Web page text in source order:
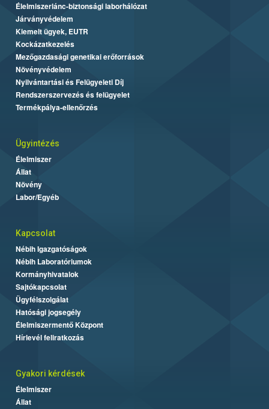
Élelmiszerlánc-biztonsági laborhálózat
Járványvédelem
Kiemelt ügyek, EUTR
Kockázatkezelés
Mezőgazdasági genetikai erőforrások
Növényvédelem
Nyilvántartási és Felügyeleti Díj
Rendszerszervezés és felügyelet
Termékpálya-ellenőrzés
Ügyintézés
Élelmiszer
Állat
Növény
Labor/Egyéb
Kapcsolat
Nébih Igazgatóságok
Nébih Laboratóriumok
Kormányhivatalok
Sajtókapcsolat
Ügyfélszolgálat
Hatósági jogsegély
Élelmiszermentő Központ
Hírlevél feliratkozás
Gyakori kérdések
Élelmiszer
Állat